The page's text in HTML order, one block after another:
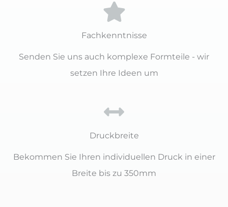
Fachkenntnisse
Senden Sie uns auch komplexe Formteile - wir
setzen Ihre Ideen um
Druckbreite
Bekommen Sie Ihren individuellen Druck in einer
Breite bis zu 350mm